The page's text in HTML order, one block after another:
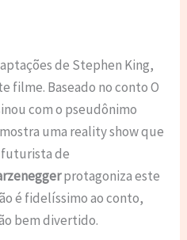
de Stephen King,
filme. Baseado no conto O
com o pseudônimo
uma reality show que
futurista de
protagoniza este
é fidelíssimo ao conto,
bem divertido.